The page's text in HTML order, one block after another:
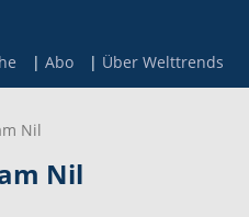
Abo Über Welttrends
Nil
Nil